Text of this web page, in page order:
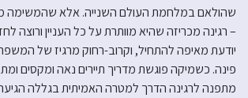
שהולאם במלחמת העולם השנייה. אלא שהמשימה
– רגינה מכריזה שהיא מוותרת על כל העניין ורוצה
יודעת מאיפה להתחיל, וקרוב-רחוק מרגיז של
פינה. כשמיקה פוגשת מדריך תיירים נאה ומקסים
מתפנה לרגינה הדרך למטרה האמיתית בגללה